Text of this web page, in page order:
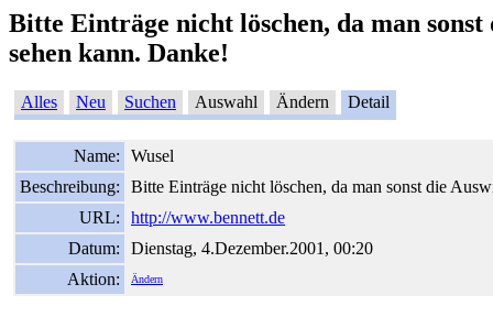
Bitte Einträge nicht löschen, da man
sehen kann. Danke!
Alles Neu Suchen Auswahl Ändern Detail
Name:
Wusel
Beschreibung:
Bitte Einträge nicht löschen, da man sonst die
URL:
http://www.bennett.de
Datum:
Dienstag, 4.Dezember.2001, 00:20
Aktion:
Ändern